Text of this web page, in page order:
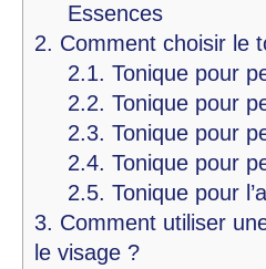
Essences
2. Comment choisir le
2.1. Tonique pour
2.2. Tonique pour
2.3. Tonique pour
2.4. Tonique pour
2.5. Tonique pour
3. Comment utiliser
le visage ?